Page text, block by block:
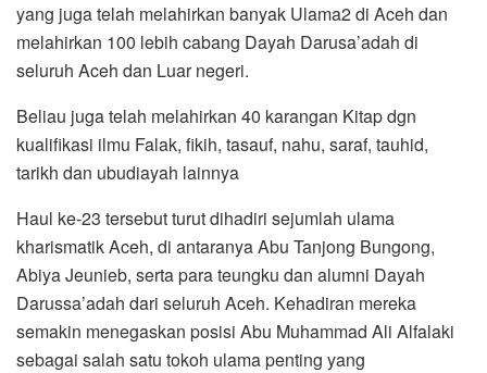
yang juga telah melahirkan banyak Ulama2 di Aceh dan
melahirkan 100 lebih cabang Dayah Darusa’adah di
seluruh Aceh dan Luar negeri.
Beliau juga telah melahirkan 40 karangan Kitap dgn
kualifikasi ilmu Falak, fikih, tasauf, nahu, saraf, tauhid,
tarikh dan ubudiayah lainnya
Haul ke-23 tersebut turut dihadiri sejumlah ulama
kharismatik Aceh, di antaranya Abu Tanjong Bungong,
Abiya Jeunieb, serta para teungku dan alumni Dayah
Darussa’adah dari seluruh Aceh. Kehadiran mereka
semakin menegaskan posisi Abu Muhammad Ali Alfalaki
sebagai salah satu tokoh ulama penting yang